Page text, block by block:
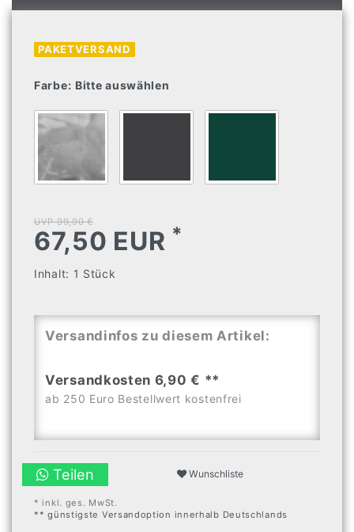
PAKETVERSAND
Farbe: Bitte auswählen
UVP 99,90 €
67,50 EUR *
Inhalt: 1 Stück
Versandinfos zu diesem Artikel:
Versandkosten 6,90 € **
ab 250 Euro Bestellwert kostenfrei
Teilen Wunschliste
* inkl. ges. MwSt.
** günstigste Versandoption innerhalb Deutschlands